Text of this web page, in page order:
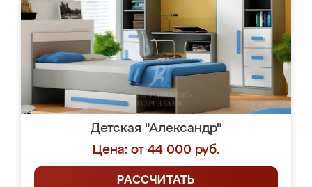
Детская "Александр"
Цена: от 44 000 руб.
РАССЧИТАТЬ